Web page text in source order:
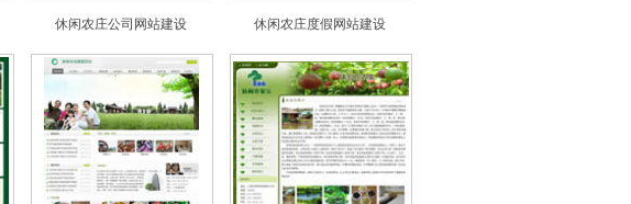
休闲农庄公司网站建设 休闲农庄度假网站建设